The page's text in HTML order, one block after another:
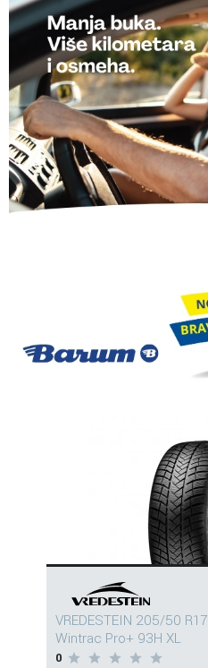
VREDESTEIN 205/50 R17
Wintrac Pro+ 93H XL
0